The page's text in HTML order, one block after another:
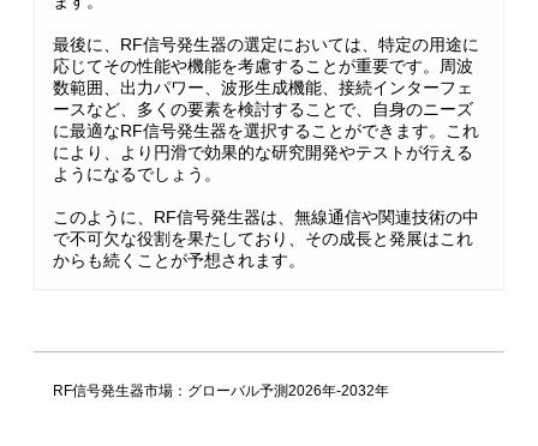
最後に、RF信号発生器の選定においては、特定の用途に
応じてその性能や機能を考慮することが重要です。周波
数範囲、出力パワー、波形生成機能、接続インターフェ
ースなど、多くの要素を検討することで、自身のニーズ
に最適なRF信号発生器を選択することができます。これ
により、より円滑で効果的な研究開発やテストが行える
ようになるでしょう。
このように、RF信号発生器は、無線通信や関連技術の中
で不可欠な役割を果たしており、その成長と発展はこれ
からも続くことが予想されます。
RF信号発生器市場：グローバル予測2026年-2032年